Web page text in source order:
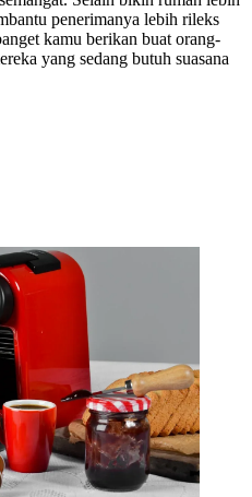
penerimanya lebih rileks
kamu berikan buat orang-
yang sedang butuh suasana